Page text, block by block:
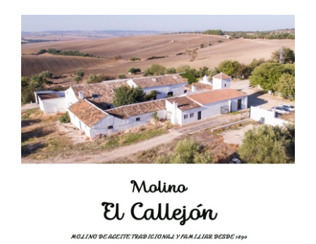
Don Perafán de Ribera y sus fundaciones de
Bornos
El Frente Popular. Ubrique, febrero-julio 1936
Juntar las letras. La alfabetización en el campo: del
afán de saber a la autogestión
Historia y vivencias del poblado de Los Hurones